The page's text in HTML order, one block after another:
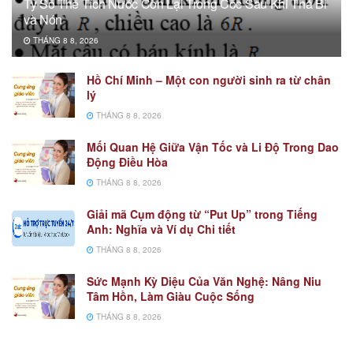
Tỷ Số Thể Tích Nước Còn Lại Trong Cốc Sau Khi Thả Bi
và Nón
THÁNG 8 8, 2026
Hồ Chí Minh – Một con người sinh ra từ chân
lý
THÁNG 8 8, 2026
Mối Quan Hệ Giữa Vận Tốc và Li Độ Trong Dao
Động Điều Hòa
THÁNG 8 8, 2026
Giải mã Cụm động từ “Put Up” trong Tiếng
Anh: Nghĩa và Ví dụ Chi tiết
THÁNG 8 8, 2026
Sức Mạnh Kỳ Diệu Của Văn Nghệ: Nâng Niu
Tâm Hồn, Làm Giàu Cuộc Sống
THÁNG 8 8, 2026